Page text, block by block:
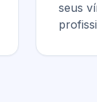
seus